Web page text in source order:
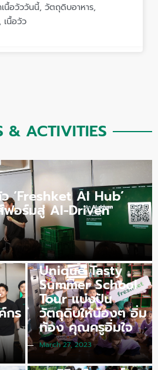
เนื้อวัววันนี้, วัตถุดิบอาหาร,
, เนื้อวัว
& ACTIVITIES
‘Freshket AI Hub’
ฟอร์มสู่ AI-Driven
กร
Events & Activities
Unique Tasty
Summer School
Tour แบ่งปัน
วัตถุดิบให้น้องๆ อิ่ม
ท้อง คุณครูอิ่มใจ
March 27, 2023
Events & Activities
freshket จับมือ